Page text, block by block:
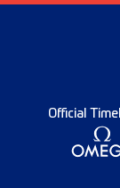
Official